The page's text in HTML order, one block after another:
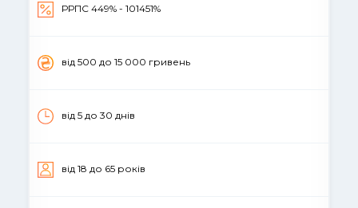
РРПС 449% - 101451%
вiд 500 до 15 000 гривень
від 5 до 30 днiв
вiд 18 до 65 рокiв